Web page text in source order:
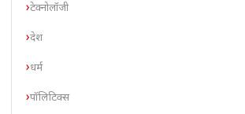
टेक्नोलॉजी
देश
धर्म
पॉलिटिक्स